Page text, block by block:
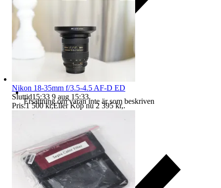
Ersättning om varan inte är som beskriven
Nikon 18-35mm f/3.5-4.5 AF-D ED
Sluttid15:33 9 aug 15:33.
Pris:1 500 kr,Eller Köp nu 2 395 kr,.